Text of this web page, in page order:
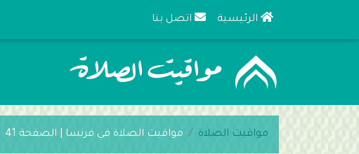
الرئيسية اتصل بنا
مواقيت الصلاة مواقيت الصلاة في فرنسا | الصفحة 41